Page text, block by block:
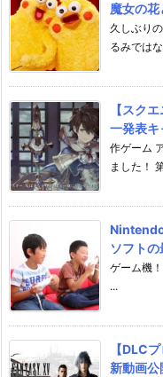
魔女の花
久しぶり
るみでは
【スク
一発表キ
作ゲーム
ました！
ソフト
ゲーム機
...
【DLC
新動画